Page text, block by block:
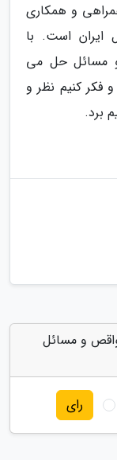
و همکاری
ایران است. با
و مسائل حل می
فکر کنیم نظر و
برد.
و مسائل
رای